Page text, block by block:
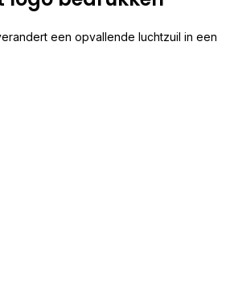
een opvallende luchtzuil in een